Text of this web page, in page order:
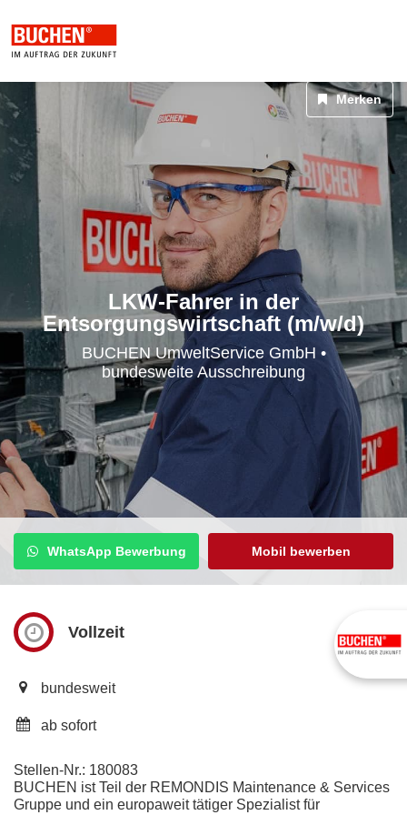
Mechanik, Technik & Elektronik
Enstorgung
LKW-Fahrer in der
Entsorgungswirtschaft (m/w/d)
BUCHEN UmweltService GmbH •
bundesweite Ausschreibung
Merken
WhatsApp Bewerbung Mobil bewerben
Vollzeit
bundesweit
ab sofort
Stellen-Nr.: 180083
BUCHEN ist Teil der REMONDIS Maintenance & Services
Gruppe und ein europaweit tätiger Spezialist für